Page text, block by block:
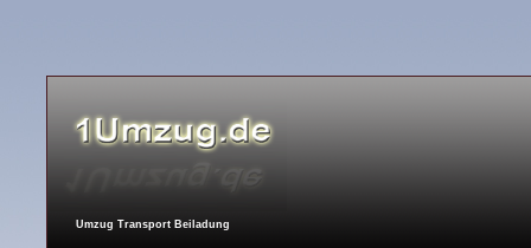
Umzug Transport Beiladung